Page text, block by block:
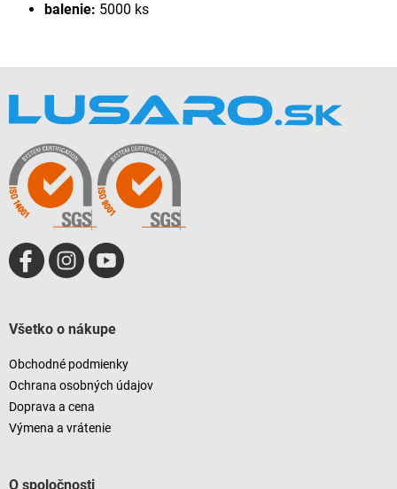
balenie: 5000 ks
Všetko o nákupe
Obchodné podmienky
Ochrana osobných údajov
Doprava a cena
Výmena a vrátenie
O spoločnosti